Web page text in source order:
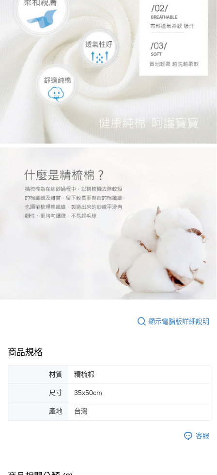
顯示電腦版詳細說明
商品規格
材質 精梳棉
尺寸 35x50cm
產地 台灣
客服